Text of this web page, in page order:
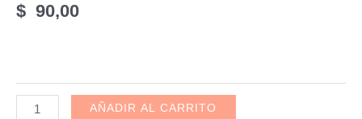
$ 90,00
Porta
AÑADIR AL CARRITO